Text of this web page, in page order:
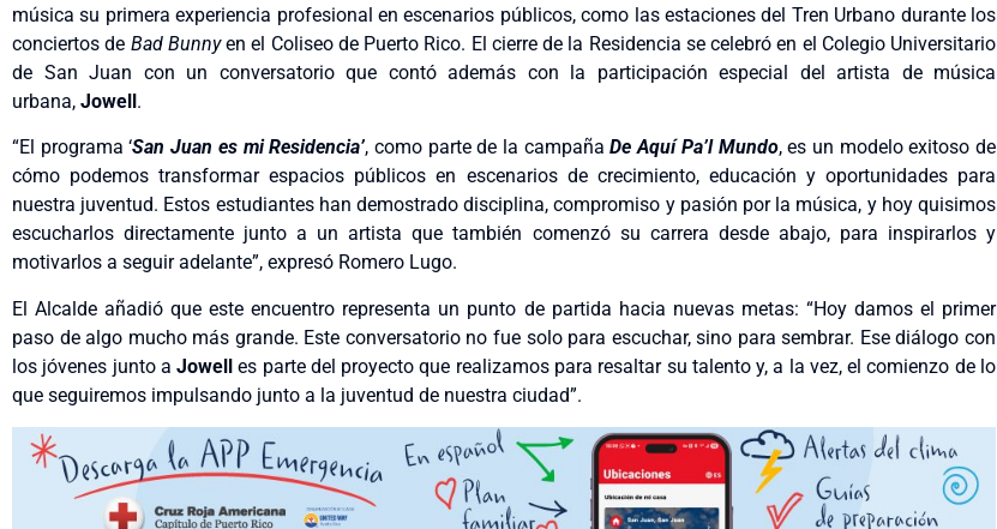
música su primera experiencia profesional en escenarios públicos, como las estaciones del Tren Urbano durante los
conciertos de Bad Bunnyen el Coliseo de Puerto Rico. El cierre de la Residencia se celebró en el Colegio Universitario
de San Juan con un conversatorio que contó además con la participación especial del artista de música
urbana, Jowell.
“El programa ‘San Juan es mi Residencia’, como parte de la campañaDe Aquí Pa’l Mundo, es un modelo exitoso de
cómo podemos transformar espacios públicos en escenarios de crecimiento, educación y oportunidades para
nuestra juventud. Estos estudiantes han demostrado disciplina, compromiso y pasión por la música, y hoy quisimos
escucharlos directamente junto a un artista que también comenzó su carrera desde abajo, para inspirarlos y
motivarlos a seguir adelante”, expresó Romero Lugo.
El Alcalde añadió que este encuentro representa un punto de partida hacia nuevas metas: “Hoy damos el primer
paso de algo mucho más grande. Este conversatorio no fue solo para escuchar, sino para sembrar. Ese diálogo con
los jóvenes junto aJowell es parte del proyecto que realizamos para resaltar su talento y, a la vez, el comienzo de lo
que seguiremos impulsando junto a la juventud de nuestra ciudad”.